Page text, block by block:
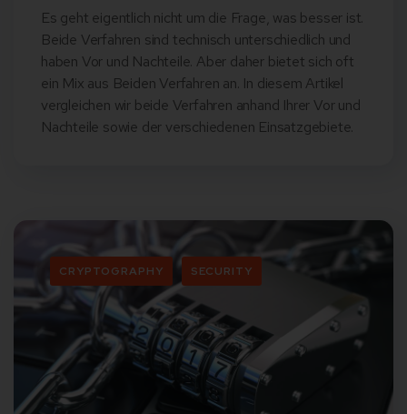
Es geht eigentlich nicht um die Frage, was besser ist.
Beide Verfahren sind technisch unterschiedlich und
haben Vor und Nachteile. Aber daher bietet sich oft
ein Mix aus Beiden Verfahren an. In diesem Artikel
vergleichen wir beide Verfahren anhand Ihrer Vor und
Nachteile sowie der verschiedenen Einsatzgebiete.
CRYPTOGRAPHY SECURITY